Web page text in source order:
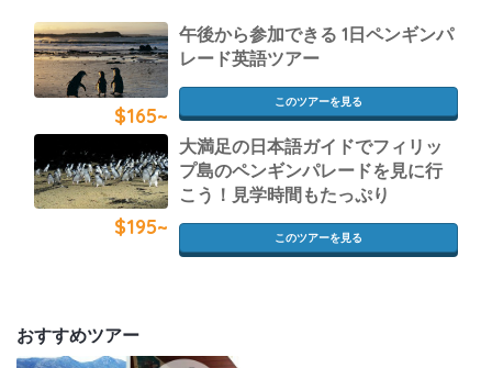
$165~
午後から参加できる 1日ペンギンパ
レード英語ツアー
このツアーを見る
$195~
大満足の日本語ガイドでフィリッ
プ島のペンギンパレードを見に行
こう！見学時間もたっぷり
このツアーを見る
おすすめツアー